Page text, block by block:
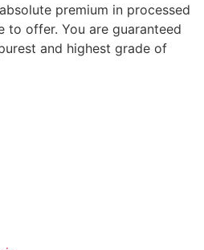
premium in processed
to offer. You are guaranteed
and highest grade of